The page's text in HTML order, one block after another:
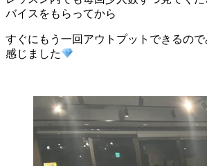
バイスをもらってから
すぐにもう一回アウトプットできるので
感じました